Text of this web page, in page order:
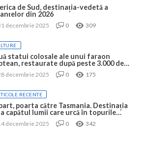
de Sud, destinația-vedetă a
din 2026
decembrie 2025 0 309
statui colosale ale unui faraon
restaurate după peste 3.000 de
decembrie 2025 0 175
RECENTE
poarta către Tasmania. Destinația
capătul lumii care urcă în topurile
decembrie 2025 0 342